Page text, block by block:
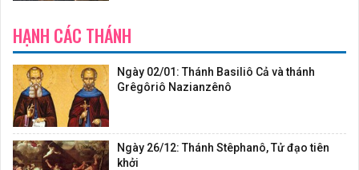
HẠNH CÁC THÁNH
Ngày 02/01: Thánh Basiliô Cả và thánh
Grêgôriô Nazianzênô
Ngày 26/12: Thánh Stêphanô, Tử đạo tiên
khởi